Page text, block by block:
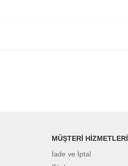
MÜŞTERİ HİZMETLERİ
İade ve İptal